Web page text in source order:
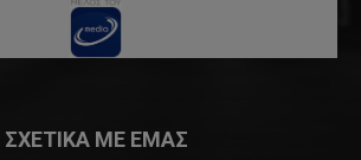
ΣΧΕΤΙΚΑ ΜΕ ΕΜΑΣ